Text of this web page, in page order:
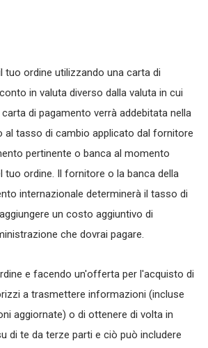
tuo ordine utilizzando una carta di
in valuta diverso dalla valuta in cui
di pagamento verrà addebitata nella
al tasso di cambio applicato dal fornitore
pertinente o banca al momento
tuo ordine. Il fornitore o la banca della
internazionale determinerà il tasso di
un costo aggiuntivo di
che dovrai pagare.
e facendo un'offerta per l'acquisto di
a trasmettere informazioni (incluse
aggiornate) o di ottenere di volta in
di te da terze parti e ciò può includere